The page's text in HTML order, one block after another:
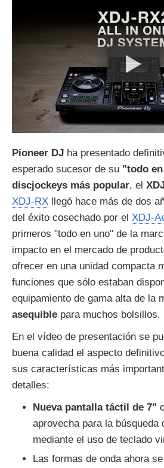
Pioneer DJ ha presentado
esperado sucesor de su "todo
discjockeys más popular, el
XDJ-RX llegó hace más de dos
del éxito cosechado por el XDJ-
primeros "todo en uno" de la
impacto en el mercado de
ofrecer en una unidad compacta
funciones que sólo estaban
equipamiento de gama alta de la
asequible para muchos bolsillos.
En el vídeo de presentación se
buena calidad el aspecto
sus características más
detalles:
Nueva pantalla táctil de 7"
aprovecha para la búsqueda
mediante el uso de teclado
Las formas de onda ahora